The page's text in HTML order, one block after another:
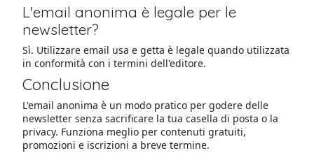
L'email anonima è legale per le
newsletter?
Sì. Utilizzare email usa e getta è legale quando utilizzata
in conformità con i termini dell'editore.
Conclusione
L'email anonima è un modo pratico per godere delle
newsletter senza sacrificare la tua casella di posta o la
privacy. Funziona meglio per contenuti gratuiti,
promozioni e iscrizioni a breve termine.